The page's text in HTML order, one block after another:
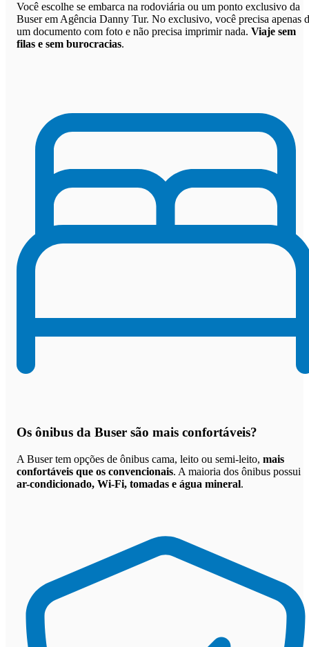
Você escolhe se embarca na rodoviária ou um ponto exclusivo da
Buser em Agência Danny Tur. No exclusivo, você precisa apenas
um documento com foto e não precisa imprimir nada. Viaje sem
filas e sem burocracias.
Os ônibus da Buser são mais confortáveis?
A Buser tem opções de ônibus cama, leito ou semi-leito, mais
confortáveis que os convencionais. A maioria dos ônibus possui
ar-condicionado, Wi-Fi, tomadas e água mineral.